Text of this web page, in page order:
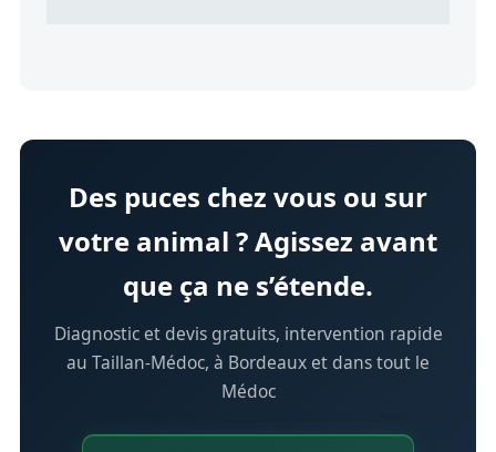
Des puces chez vous ou sur
votre animal ? Agissez avant
que ça ne s’étende.
Diagnostic et devis gratuits, intervention rapide
au Taillan-Médoc, à Bordeaux et dans tout le
Médoc